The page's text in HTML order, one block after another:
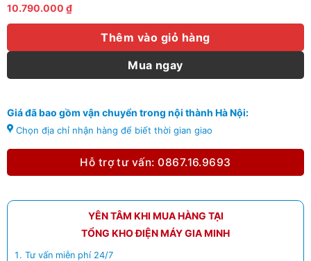
10.790.000 ₫
Thêm vào giỏ hàng
Mua ngay
Giá đã bao gồm vận chuyển trong nội thành Hà Nội:
Chọn địa chỉ nhận hàng để biết thời gian giao
Hỗ trợ tư vấn: 0867.16.9693
YÊN TÂM KHI MUA HÀNG TẠI
TỔNG KHO ĐIỆN MÁY GIA MINH
Tư vấn miễn phí 24/7